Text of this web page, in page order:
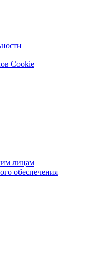
Cookie
лицам
обеспечения